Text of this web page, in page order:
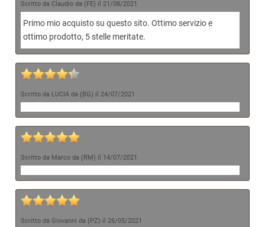
Scritto da Claudio da (FE) il 21/08/2021
Primo mio acquisto su questo sito. Ottimo servizio e
ottimo prodotto, 5 stelle meritate.
Scritto da LUCIA da (BG) il 24/07/2021
Scritto da Marco da (RM) il 14/07/2021
Scritto da Giovanni da (PZ) il 26/05/2021